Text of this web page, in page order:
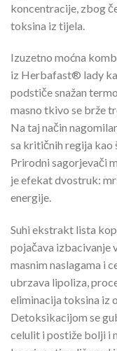
koncentracije, zbog
toksina iz tijela.
Izuzetno moćna
iz Herbafast® lady
podstiče snažan
masno tkivo se brže
Na taj način
sa kritičnih regija kao
Prirodni sagorjevači
je efekat dvostruk:
energije.
Suhi ekstrakt lista
pojačava izbacivanje
masnim naslagama i
ubrzava lipoliza,
eliminacija toksina iz
Detoksikacijom se
celulit i postiže bolji i